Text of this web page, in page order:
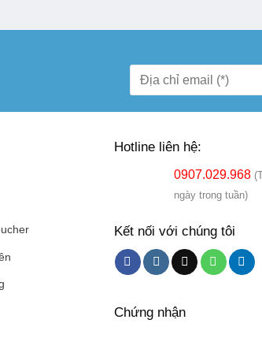
Hotline liên hệ:
0907.029.968
ngày trong tuần)
Kết nối với chúng tôi
Chứng nhận